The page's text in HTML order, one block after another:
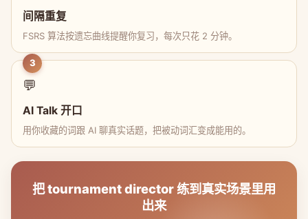
间隔重复
FSRS 算法按遗忘曲线提醒你复习，每次只花 2 分钟。
3
💬
AI Talk 开口
用你收藏的词跟 AI 聊真实话题，把被动词汇变成能用的。
把 tournament director 练到真实场景里用
出来